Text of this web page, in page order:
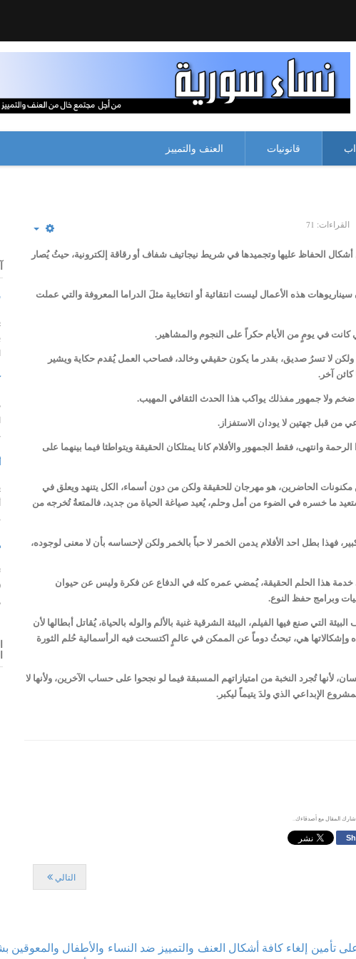
قانونيات العنف والتمييز
القراءات: 71
الحفاظ عليها وتجميدها في شريط نيجاتيف شفاف أو رقاقة إلكترونية، حيثُ يُصار
هذه الأعمال ليست انتقائية أو انتخابية مثلَ الدراما المعروفة والتي عملت
في يومٍ من الأيام حكراً على النجوم والمشاهير.
ولكن لا تسرُ صديق، بقدر ما يكون حقيقي وخالد، فصاحب العمل يُقدم حكاية ويشير
آخر.
ولا جمهور مفذلك يواكب هذا الحدث الثقافي المهيب.
من قبل جهتين لا يودان الاستفزاز.
وانتهى، فقط الجمهور والأفلام كانا يمتلكان الحقيقة ويتواطئا فيما بينهما على
الحاضرين، هو مهرجان للحقيقة ولكن من دون أسماء، الكل يتنهد ويعلق في
ما خسره في الضوء من أمل وحلم، يُعيد صياغة الحياة من جديد، فالمتعةُ تُخرجه من
بطل احد الأفلام يدمن الخمر لا حباً بالخمر ولكن لإحساسه بأن لا معنى لوجوده،
هذا الحلم الحقيقة، يُمضي عمره كله في الدفاع عن فكرة وليس عن حيوان
وبرامج حفظ النوع.
صنع فيها الفيلم، البيئة الشرقية غنية بالألم والوله بالحياة، يُقاتل أبطالها لأن
وإشكالاتها هي، تبحثُ دوماً عن الممكن في عالمٍ اكتسحت فيه الرأسمالية حُلم الثورة
تُجرد النخبة من امتيازاتهم المسبقة فيما لو نجحوا على حساب الآخرين، ولأنها لا
الإبداعي الذي ولدَ يتيماً ليكبر.
شارك المقال مع أصدقاءك..
التالي
تأمين إلغاء كافة أشكال العنف والتمييز ضد النساء والأطفال